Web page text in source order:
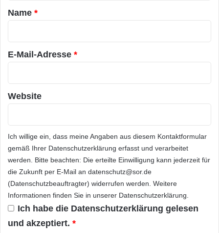
a
r
*
Name *
E-Mail-Adresse *
Website
Ich willige ein, dass meine Angaben aus diesem Kontaktformular
gemäß Ihrer Datenschutzerklärung erfasst und verarbeitet
werden. Bitte beachten: Die erteilte Einwilligung kann jederzeit für
die Zukunft per E-Mail an datenschutz@sor.de
(Datenschutzbeauftragter) widerrufen werden. Weitere
Informationen finden Sie in unserer Datenschutzerklärung
Ich habe die Datenschutzerklärung gelesen
und akzeptiert. *